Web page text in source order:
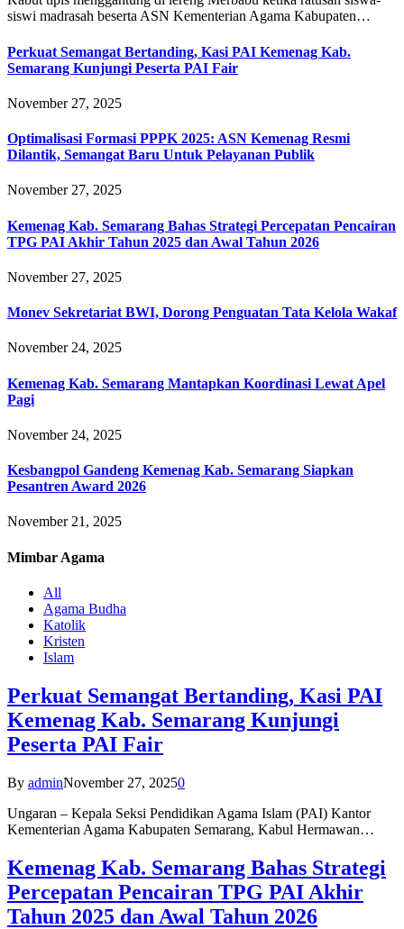
siswi madrasah beserta ASN Kementerian Agama Kabupaten…
Perkuat Semangat Bertanding, Kasi PAI Kemenag Kab.
Semarang Kunjungi Peserta PAI Fair
November 27, 2025
Optimalisasi Formasi PPPK 2025: ASN Kemenag Resmi
Dilantik, Semangat Baru Untuk Pelayanan Publik
November 27, 2025
Kemenag Kab. Semarang Bahas Strategi Percepatan Pencairan
TPG PAI Akhir Tahun 2025 dan Awal Tahun 2026
November 27, 2025
Monev Sekretariat BWI, Dorong Penguatan Tata Kelola Wakaf
November 24, 2025
Kemenag Kab. Semarang Mantapkan Koordinasi Lewat Apel
Pagi
November 24, 2025
Kesbangpol Gandeng Kemenag Kab. Semarang Siapkan
Pesantren Award 2026
November 21, 2025
Mimbar Agama
All
Agama Budha
Katolik
Kristen
Islam
Perkuat Semangat Bertanding, Kasi PAI
Kemenag Kab. Semarang Kunjungi
Peserta PAI Fair
By adminNovember 27, 20250
Ungaran – Kepala Seksi Pendidikan Agama Islam (PAI) Kantor
Kementerian Agama Kabupaten Semarang, Kabul Hermawan…
Kemenag Kab. Semarang Bahas Strategi
Percepatan Pencairan TPG PAI Akhir
Tahun 2025 dan Awal Tahun 2026